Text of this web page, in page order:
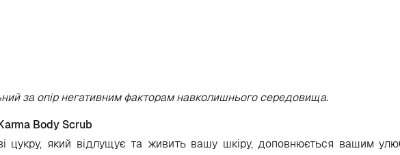
за опір негативним факторам навколишнього середовища.
Body Scrub
цукру, який відлущує та живить вашу шкіру, доповнюється вашим